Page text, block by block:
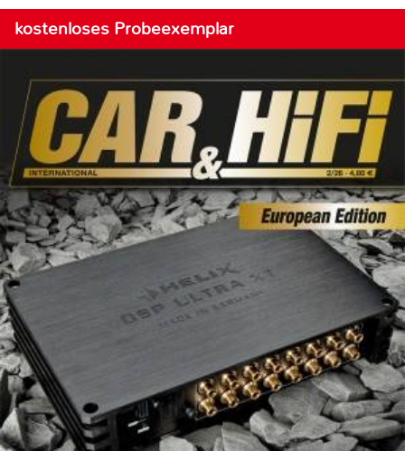
kostenloses Probeexemplar